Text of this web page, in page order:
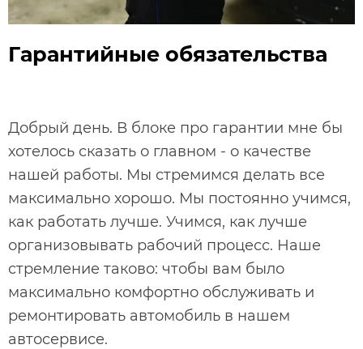
Гарантийные обязательства
Добрый день. В блоке про гарантии мне бы
хотелось сказать о главном - о качестве
нашей работы. Мы стремимся делать все
максимально хорошо. Мы постоянно учимся,
как работать лучше. Учимся, как лучше
организовывать рабочий процесс. Наше
стремление таково: чтобы вам было
максимально комфортно обслуживать и
ремонтировать автомобиль в нашем
автосервисе.